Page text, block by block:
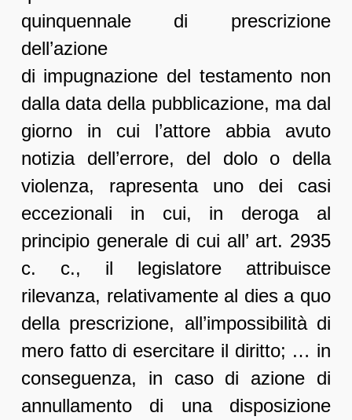
quinquennale di prescrizione
dell’azione
di impugnazione del testamento non
dalla data della pubblicazione, ma dal
giorno in cui l’attore abbia avuto
notizia dell’errore, del dolo o della
violenza, rapresenta uno dei casi
eccezionali in cui, in deroga al
principio generale di cui all’ art. 2935
c. c., il legislatore attribuisce
rilevanza, relativamente al dies a quo
della prescrizione, all’impossibilità di
mero fatto di esercitare il diritto; … in
conseguenza, in caso di azione di
annullamento di una disposizione